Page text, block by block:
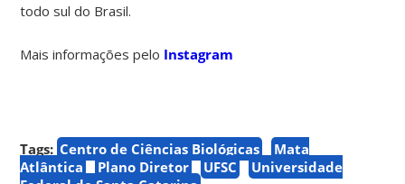
todo sul do Brasil.
Mais informações pelo Instagram
Tags: Centro de Ciências Biológicas
Mata
Atlântica
Plano Diretor UFSC
Universidade